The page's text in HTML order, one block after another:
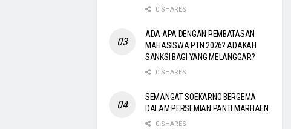
0 SHARES
ADA APA DENGAN PEMBATASAN
MAHASISWA PTN 2026? ADAKAH
SANKSI BAGI YANG MELANGGAR?
0 SHARES
SEMANGAT SOEKARNO BERGEMA
DALAM PERSEMIAN PANTI MARHAEN
0 SHARES